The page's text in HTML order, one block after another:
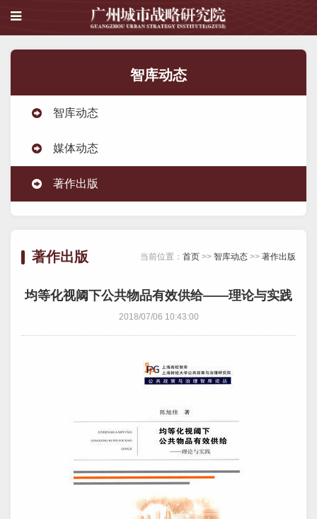
智库动态
智库动态
媒体动态
著作出版
著作出版 当前位置： 首页 >> 智库动态 >> 著作出版
均等化视阈下公共物品有效供给——理论与实践
2018/07/06 10:43:00